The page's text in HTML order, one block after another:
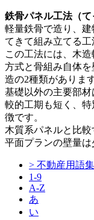
鉄骨パネル工法（て
軽量鉄骨で造り、
てきて組み立てる工
この工法には、木
方式と骨組み自体
造の2種類があります
基礎以外の主要部
較的工期も短く、
徴です。
木質系パネルと比較
平面プランの壁量は
> 不動産用語
1-9
A-Z
あ
い